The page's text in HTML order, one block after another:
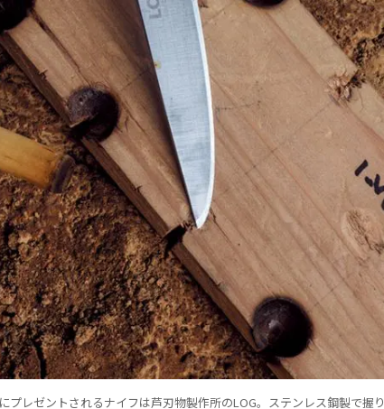
レゼントされるナイフは芦刃物製作所のLOG。ステンレス鋼製で握り